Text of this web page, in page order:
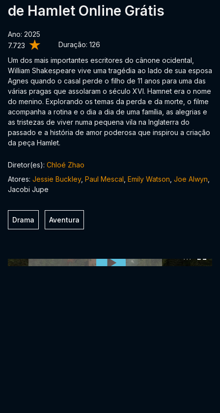
7.723 Duração: 126
de Hamlet Online Grátis
Ano: 2025
Um dos mais importantes escritores do cânone ocidental,
William Shakespeare vive uma tragédia ao lado de sua esposa
Agnes quando o casal perde o filho de 11 anos para uma das
várias pragas que assolaram o século XVI. Hamnet era o nome
do menino. Explorando os temas da perda e da morte, o filme
acompanha a rotina e o dia a dia de uma família, as alegrias e
as tristezas de viver numa pequena vila na Inglaterra do
passado e a história de amor poderosa que inspirou a criação
da peça Hamlet.
Diretor(es): Chloé Zhao
Atores: Jessie Buckley, Paul Mescal Emily Watson Joe Alwyn
Jacobi Jupe
Drama Aventura